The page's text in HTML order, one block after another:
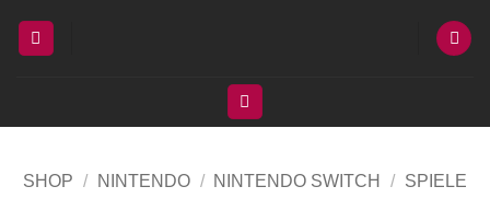
Inhalt
SHOP / NINTENDO / NINTENDO SWITCH / SPIELE